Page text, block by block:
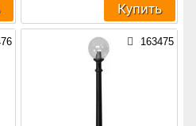
Купить
163475